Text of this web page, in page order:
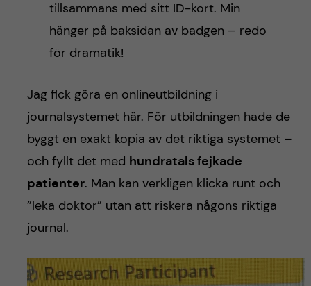
tillsammans med sitt ID-kort. Min
hänger på baksidan av badgen – redo
för dramatik!
Jag fick göra en onlineutbildning i
journalsystemet här. För utbildningen hade de
byggt en exakt kopia av det riktiga systemet –
och fyllt det med hundratals fejkade
patienter. Man kan verkligen klicka runt och
”leka doktor” utan att riskera någons riktiga
journal.